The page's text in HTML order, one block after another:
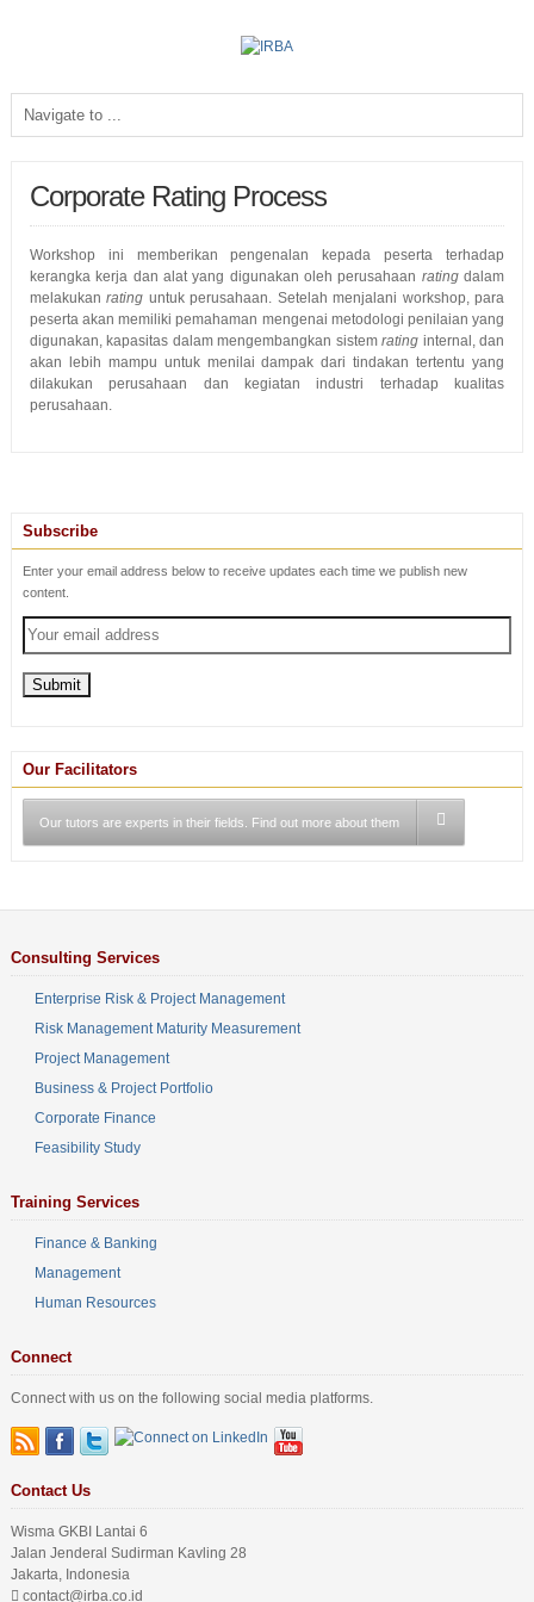
Corporate Rating Process
Workshop ini memberikan pengenalan kepada peserta terhadap
kerangka kerja dan alat yang digunakan oleh perusahaan ratingdalam
melakukanrating untuk perusahaan. Setelah menjalani workshop, para
peserta akan memiliki pemahaman mengenai metodologi penilaian yang
digunakan, kapasitas dalam mengembangkan sistemrating internal, dan
akan lebih mampu untuk menilai dampak dari tindakan tertentu yang
dilakukan perusahaan dan kegiatan industri terhadap kualitas
perusahaan.
Subscribe
Enter your email address below to receive updates each time we publish new
content.
Our Facilitators
Our tutors are experts in their fields. Find out more about them
Consulting Services
Enterprise Risk & Project Management
Risk Management Maturity Measurement
Project Management
Business & Project Portfolio
Corporate Finance
Feasibility Study
Training Services
Finance & Banking
Management
Human Resources
Connect
Connect with us on the following social media platforms.
Contact Us
Wisma GKBI Lantai 6
Jalan Jenderal Sudirman Kavling 28
Jakarta, Indonesia
contact@irba.co.id